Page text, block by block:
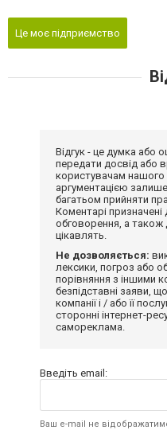
Це моє підприємство
Відгук - це думка або
передати досвід або
користувачам
аргументацією
багатьом прийняти
Коментарі призначені
обговорення, а також
цікавлять.
Не дозволяється:
лексики, погроз або
порівняння з іншими
безпідставні заяви,
компанії і / або її
сторонні інтернет-
самореклама.
Введіть email:
Ваш e-mail не